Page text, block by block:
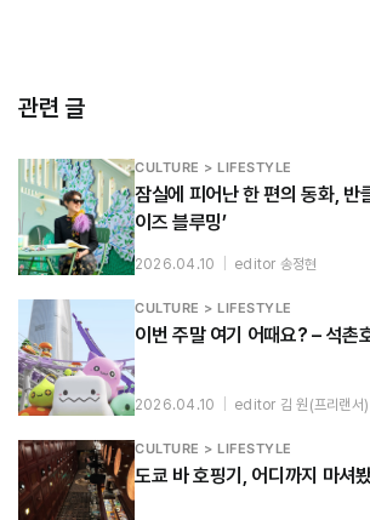
관련 글
CULTURE > LIFESTYLE
잠실에 피어난 한 편의 동화, 반
이즈 블루밍’
2026.04.10 editor 송정현
CULTURE > LIFESTYLE
이번 주말 여기 어때요? – 석촌
2026.04.10 editor 김 원(프리랜서)
CULTURE > LIFESTYLE
도쿄 바 호핑기, 어디까지 마셔